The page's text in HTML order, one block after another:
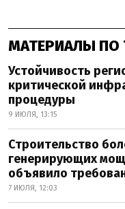
МАТЕРИАЛЫ ПО
Устойчивость
критической
процедуры
9 ИЮЛЯ, 13:15
Строительство
генерирующих
объявило
7 ИЮЛЯ, 12:03